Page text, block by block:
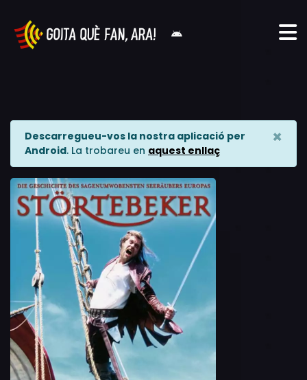
Descarregueu-vos la nostra aplicació per
Android. La trobareu en aquest enllaç
×